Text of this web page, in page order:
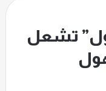
تشعل